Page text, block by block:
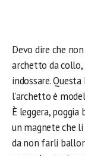
Devo dire che
archetto da collo,
indossare.
l’archetto è
È leggera, poggia
un magnete che
da non farli